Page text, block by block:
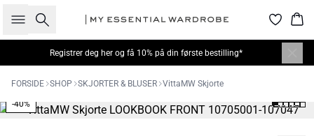
Søk
Registrer deg herog få 10% på din første bestilling*
FORSIDE SHOP SKJORTER & BLUSER VittaMW Skjorte
-40%